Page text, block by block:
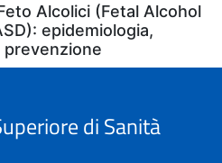
Alcolici (Fetal Alcohol
epidemiologia,
di Sanità